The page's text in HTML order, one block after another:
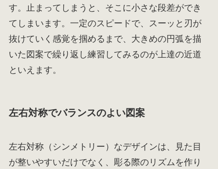
す。止まってしまうと、そこに小さな段差ができ
てしまいます。一定のスピードで、スーッと刃が
抜けていく感覚を掴めるまで、大きめの円弧を描
いた図案で繰り返し練習してみるのが上達の近道
といえます。
左右対称でバランスのよい図案
左右対称（シンメトリー）なデザインは、見た目
が整いやすいだけでなく、彫る際のリズムを作り